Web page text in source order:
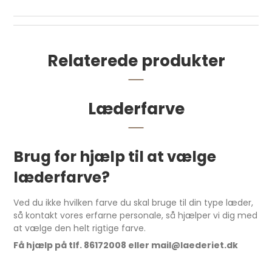
Relaterede produkter
Læderfarve
Brug for hjælp til at vælge
læderfarve?
Ved du ikke hvilken farve du skal bruge til din type læder,
så kontakt vores erfarne personale, så hjælper vi dig med
at vælge den helt rigtige farve.
Få hjælp på tlf. 86172008 eller mail@laederiet.dk